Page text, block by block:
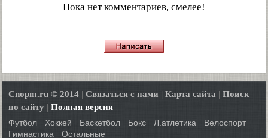
Пока нет комментариев, смелее!
Cnopm.ru © 2014 | Связаться с нами | Карта сайта | Поиск
по сайту | Полная версия
Футбол
Хоккей Баскетбол Бокс Л.атлетика
Велоспорт
Гимнастика
Остальные